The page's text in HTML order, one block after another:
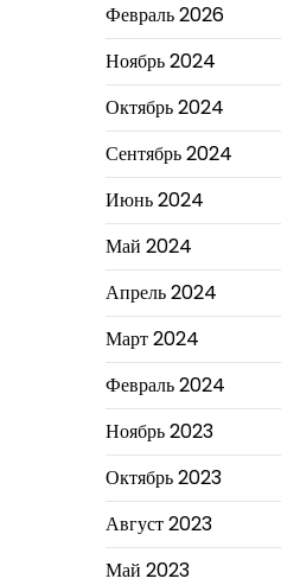
Февраль 2026
Ноябрь 2024
Октябрь 2024
Сентябрь 2024
Июнь 2024
Май 2024
Апрель 2024
Март 2024
Февраль 2024
Ноябрь 2023
Октябрь 2023
Август 2023
Май 2023